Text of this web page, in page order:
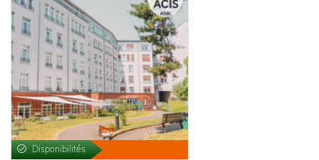
Disponibilités